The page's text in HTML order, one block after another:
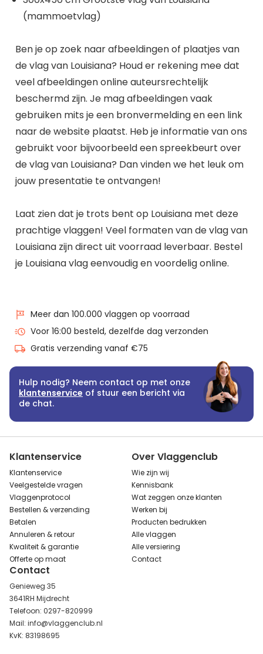
(mammoetvlag)
Ben je op zoek naar afbeeldingen of plaatjes van
de vlag van Louisiana? Houd er rekening mee dat
veel afbeeldingen online auteursrechtelijk
beschermd zijn. Je mag afbeeldingen vaak
gebruiken mits je een bronvermelding en een link
naar de website plaatst. Heb je informatie van ons
gebruikt voor bijvoorbeeld een spreekbeurt over
de vlag van Louisiana? Dan vinden we het leuk om
jouw presentatie te ontvangen!
Laat zien dat je trots bent op Louisiana met deze
prachtige vlaggen! Veel formaten van de vlag van
Louisiana zijn direct uit voorraad leverbaar. Bestel
je Louisiana vlag eenvoudig en voordelig online.
Meer dan 100.000 vlaggen op voorraad
Voor 16:00 besteld, dezelfde dag verzonden
Gratis verzending vanaf €75
Hulp nodig? Neem contact op met onze
klantenservice of stuur een bericht via
de chat.
Klantenservice
Klantenservice
Veelgestelde vragen
Vlaggenprotocol
Bestellen & verzending
Betalen
Annuleren & retour
Kwaliteit & garantie
Offerte op maat
Over Vlaggenclub
Wie zijn wij
Kennisbank
Wat zeggen onze klanten
Werken bij
Producten bedrukken
Alle vlaggen
Alle versiering
Contact
Contact
Genieweg 35
3641RH Mijdrecht
Telefoon: 0297-820999
Mail: info@vlaggenclub.nl
KvK: 83198695